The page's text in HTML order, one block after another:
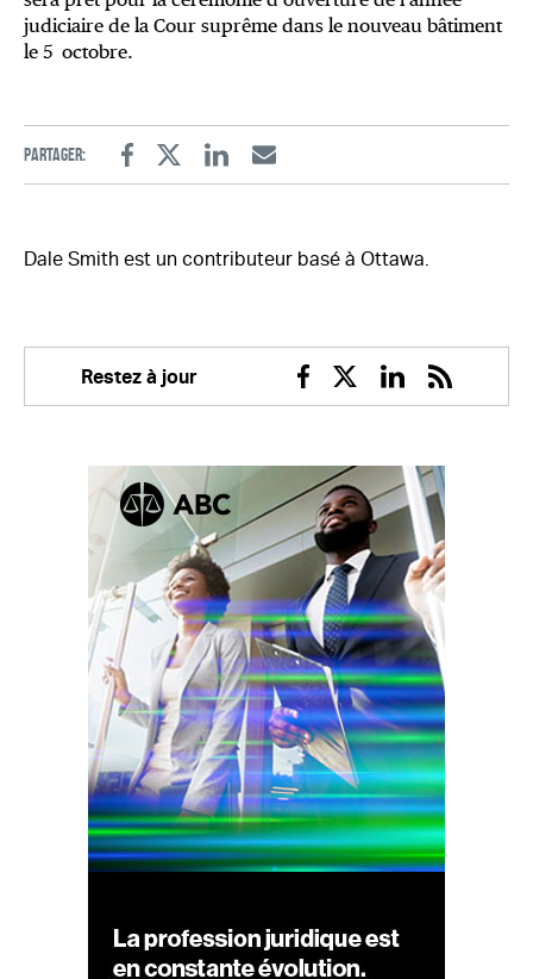
judiciaire de la Cour suprême dans le nouveau bâtiment
le 5 octobre.
Partager:
FacebookTwitterLinkedinEmail
Dale Smith est un contributeur basé à Ottawa.
Restez à jour
Facebook
TwitterLinkedin
RSS